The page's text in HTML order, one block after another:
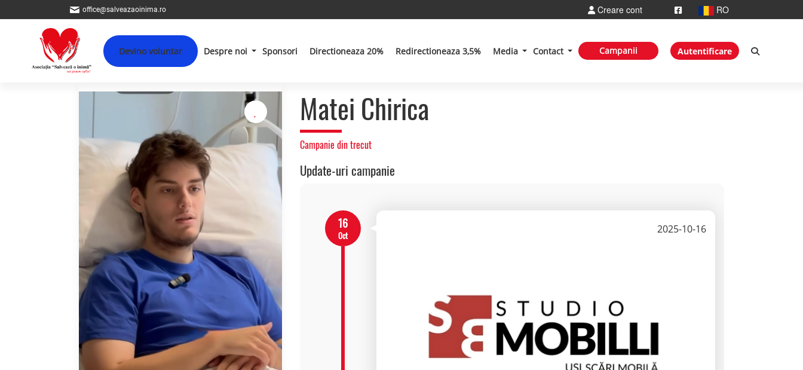
office@salveazaoinima.ro RO
Creare cont
Devino voluntar Despre noi Sponsori Directioneaza 20% Redirectioneaza 3,5% Media Contact Campanii Autentificare
Matei Chirica
Campanie din trecut
Update-uri campanie
16
Oct 2025-10-16